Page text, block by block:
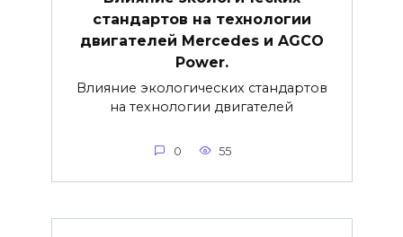
стандартов на технологии
двигателей Mercedes и AGCO
Power.
Влияние экологических стандартов
на технологии двигателей
0 55